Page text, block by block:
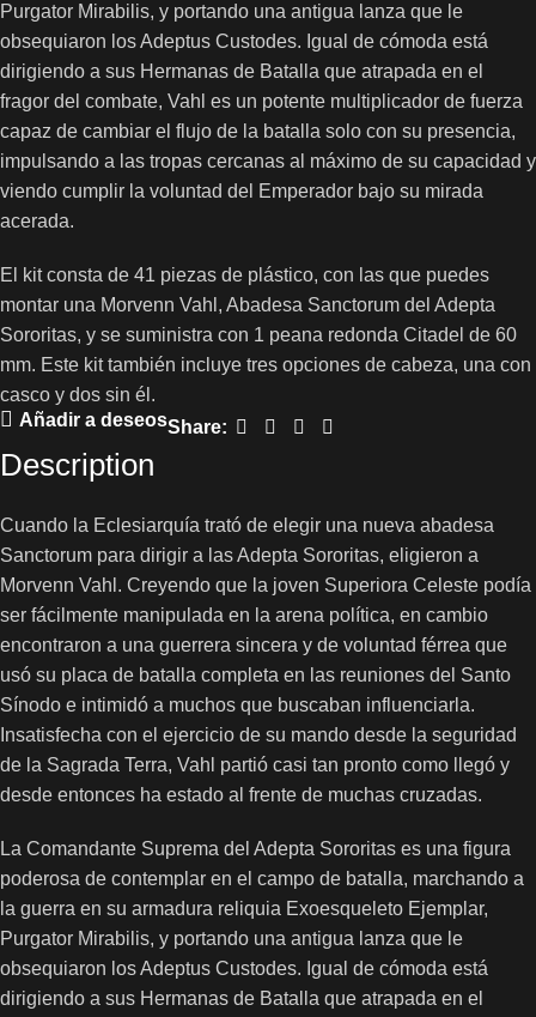
Purgator Mirabilis, y portando una antigua lanza que le
obsequiaron los Adeptus Custodes. Igual de cómoda está
dirigiendo a sus Hermanas de Batalla que atrapada en el
fragor del combate, Vahl es un potente multiplicador de fuerza
capaz de cambiar el flujo de la batalla solo con su presencia,
impulsando a las tropas cercanas al máximo de su capacidad y
viendo cumplir la voluntad del Emperador bajo su mirada
acerada.
El kit consta de 41 piezas de plástico, con las que puedes
montar una Morvenn Vahl, Abadesa Sanctorum del Adepta
Sororitas, y se suministra con 1 peana redonda Citadel de 60
mm. Este kit también incluye tres opciones de cabeza, una con
casco y dos sin él.
Añadir a deseosShare:
Description
Cuando la Eclesiarquía trató de elegir una nueva abadesa
Sanctorum para dirigir a las Adepta Sororitas, eligieron a
Morvenn Vahl. Creyendo que la joven Superiora Celeste podía
ser fácilmente manipulada en la arena política, en cambio
encontraron a una guerrera sincera y de voluntad férrea que
usó su placa de batalla completa en las reuniones del Santo
Sínodo e intimidó a muchos que buscaban influenciarla.
Insatisfecha con el ejercicio de su mando desde la seguridad
de la Sagrada Terra, Vahl partió casi tan pronto como llegó y
desde entonces ha estado al frente de muchas cruzadas.
La Comandante Suprema del Adepta Sororitas es una figura
poderosa de contemplar en el campo de batalla, marchando a
la guerra en su armadura reliquia Exoesqueleto Ejemplar,
Purgator Mirabilis, y portando una antigua lanza que le
obsequiaron los Adeptus Custodes. Igual de cómoda está
dirigiendo a sus Hermanas de Batalla que atrapada en el